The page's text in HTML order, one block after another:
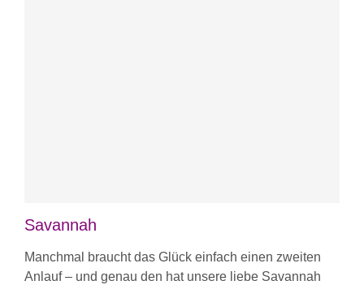
Savannah
Manchmal braucht das Glück einfach einen zweiten
Anlauf – und genau den hat unsere liebe Savannah